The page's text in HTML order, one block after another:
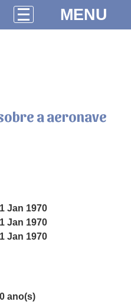
MENU
a aeronave
1 Jan 1970
1 Jan 1970
1 Jan 1970
0 ano(s)